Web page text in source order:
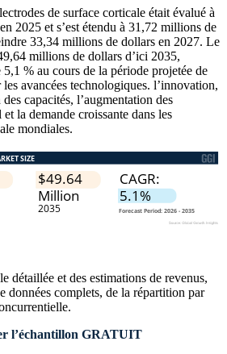
de surface corticale était évalué à
2025 et s’est étendu à 31,72 millions de
33,34 millions de dollars en 2027. Le
millions de dollars d’ici 2035,
% au cours de la période projetée de
avancées technologiques. l’innovation,
capacités, l’augmentation des
la demande croissante dans les
mondiales.
détaillée et des estimations de revenus,
données complets, de la répartition par
.
l’échantillon GRATUIT